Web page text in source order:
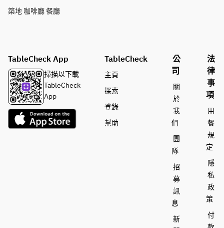
築地 咖啡廳 餐廳
TableCheck App
掃描以下載
TableCheck
App
TableCheck
主頁
探索
登錄
幫助
公
司
關
於
我
們
團
隊
招
募
訊
息
新
法
律
事
項
用
餐
規
定
隱
私
政
策
付